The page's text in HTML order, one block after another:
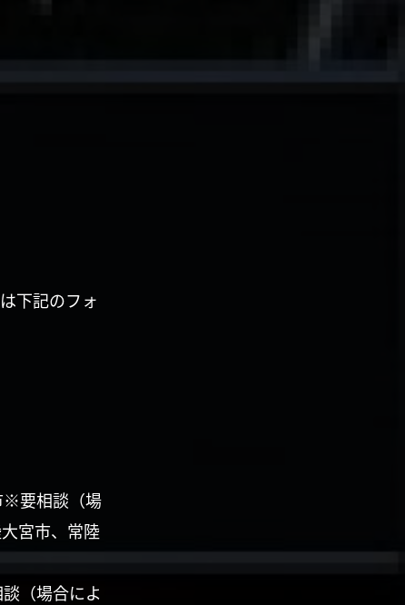
下記のフォ
※要相談（場
宮市、常陸
（場合によ